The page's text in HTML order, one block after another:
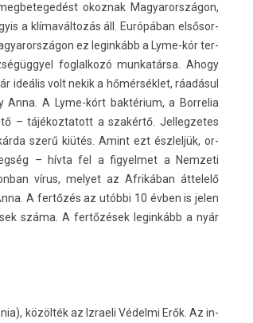
okoz­nak Magyarországon,
a klímaváltozás áll. Európában el­sősor­
ez legin­kább a Lyme-kór ter­
fog­lalkozó mun­katár­sa. Ahogy
ideális volt nekik a hőmérséklet, ráadásul
A Lyme-kórt baktérium, a Bor­relia
– tájékoz­tatott a szakértő. Jel­legzetes
szerű kiütés. Amint ezt észlel­jük, or­
– hívta fel a figyel­met a Nem­zeti
vírus, melyet az Afrikában áttelelő
A fertőzés az utóbbi 10 évben is jelen
száma. A fertőzések legin­kább a nyár
közölték az Iz­raeli Védelmi Erők. Az in­